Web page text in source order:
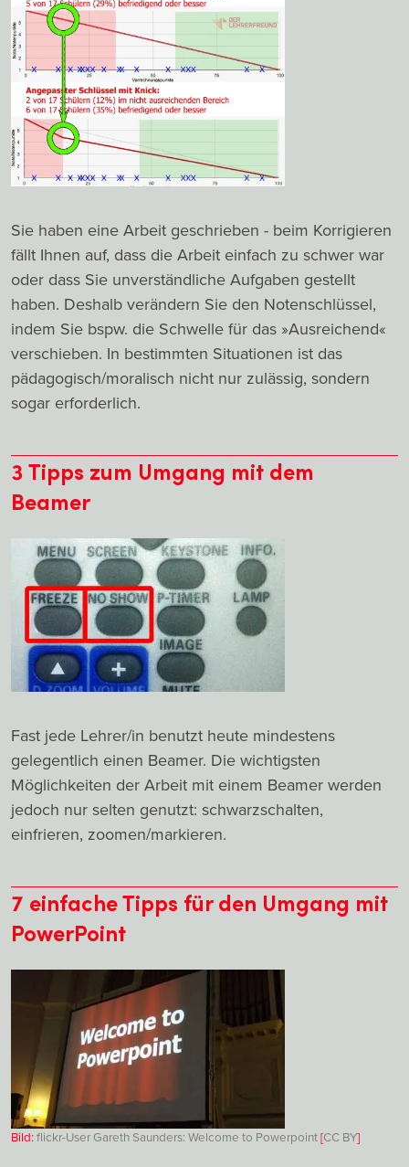
Sie haben eine Arbeit geschrieben - beim Korrigieren
fällt Ihnen auf, dass die Arbeit einfach zu schwer war
oder dass Sie unverständliche Aufgaben gestellt
haben. Deshalb verändern Sie den Notenschlüssel,
indem Sie bspw. die Schwelle für das »Ausreichend«
verschieben. In bestimmten Situationen ist das
pädagogisch/moralisch nicht nur zulässig, sondern
sogar erforderlich.
3 Tipps zum Umgang mit dem
Beamer
Fast jede Lehrer/in benutzt heute mindestens
gelegentlich einen Beamer. Die wichtigsten
Möglichkeiten der Arbeit mit einem Beamer werden
jedoch nur selten genutzt: schwarzschalten,
einfrieren, zoomen/markieren.
7 einfache Tipps für den Umgang mit
PowerPoint
Bild:flickr-User Gareth Saunders: Welcome to Powerpoint[CC BY]